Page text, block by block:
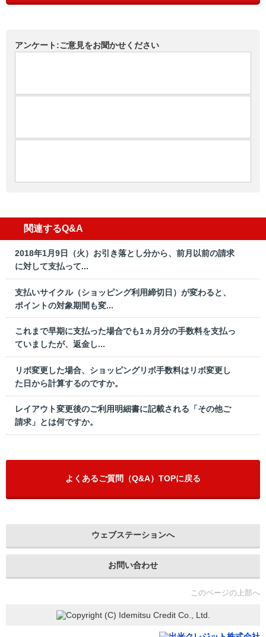
アンケート:ご意見をお聞かせください
関連するQ&A
2018年1月9日（火）お引き落とし分から、前月以前の請求
に対して支払って...
支払いサイクル（ショッピング利用締切日）が変わると、
ポイントの対象期間も変...
これまで早期に支払った場合でも1ヵ月分の手数料を支払っ
ていましたが、返金し...
リボ変更した場合、ショッピングリボ手数料はリボ変更し
た日から計算するのですか。
レイアウト変更後のご利用明細書に記載される「その他ご
請求」とは何ですか。
よくあるご質問（Q&A）TOPに戻る
ウェブステーションへ
お問い合わせ
このページの上部へ